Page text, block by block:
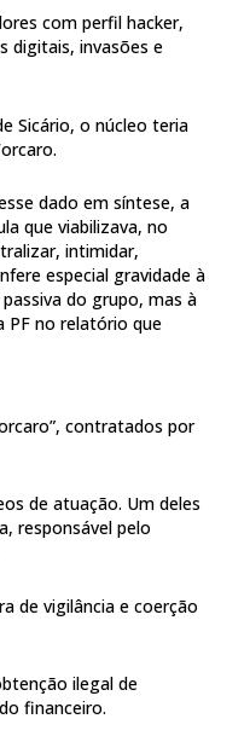
com perfil hacker,
digitais, invasões e
Sicário, o núcleo teria
dado em síntese, a
que viabilizava, no
intimidar,
especial gravidade à
do grupo, mas à
PF no relatório que
contratados por
de atuação. Um deles
responsável pelo
de vigilância e coerção
ilegal de
financeiro.